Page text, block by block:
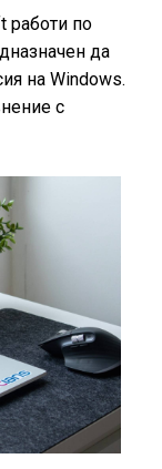
работи по
да
на Windows.
с